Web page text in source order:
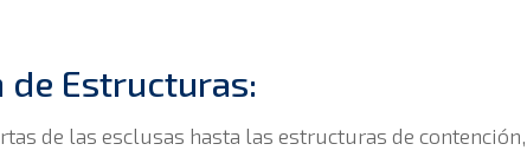
de Estructuras:
de las esclusas hasta las estructuras de